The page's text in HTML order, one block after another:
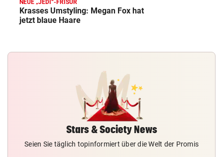
NEUE „JEDI“-FRISUR
Krasses Umstyling: Megan Fox hat
jetzt blaue Haare
Stars & Society News
Seien Sie täglich topinformiert über die Welt der Promis